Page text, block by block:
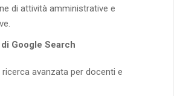
di attività amministrative e
Google Search
ricerca avanzata per docenti e